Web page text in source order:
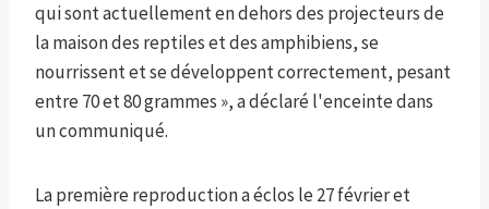
qui sont actuellement en dehors des projecteurs de
la maison des reptiles et des amphibiens, se
nourrissent et se développent correctement, pesant
entre 70 et 80 grammes », a déclaré l'enceinte dans
un communiqué.
La première reproduction a éclos le 27 février et